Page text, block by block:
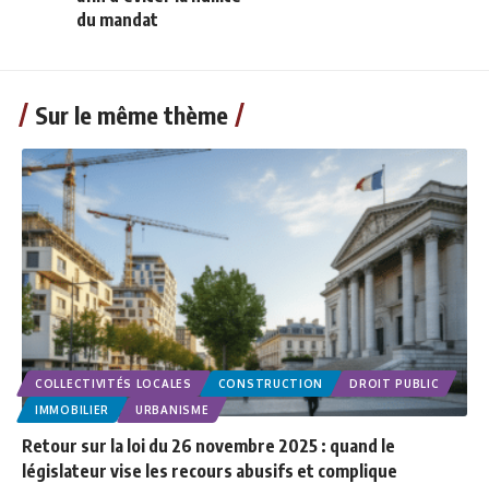
du mandat
Sur le même thème
COLLECTIVITÉS LOCALES CONSTRUCTION
DROIT PUBLIC
IMMOBILIER
URBANISME
Retour sur la loi du 26 novembre 2025 : quand le
législateur vise les recours abusifs et complique